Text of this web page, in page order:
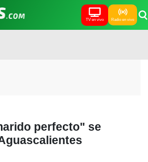
TV en vivo Radio en vivo
perfecto" se